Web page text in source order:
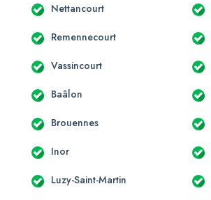
Nettancourt
Remennecourt
Vassincourt
Baâlon
Brouennes
Inor
Luzy-Saint-Martin